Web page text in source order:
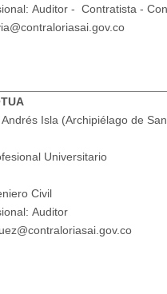
Auditor - Contratista -
Isla (Archipiélago de
Universitario
Civil
Auditor